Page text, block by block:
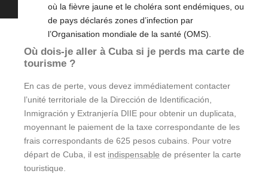
où la fièvre jaune et le choléra sont endémiques, ou
de pays déclarés zones d’infection par
l’Organisation mondiale de la santé (OMS).
Où dois-je aller à Cuba si je perds ma carte de
tourisme ?
En cas de perte, vous devez immédiatement contacter
l’unité territoriale de la Dirección de Identificación,
Inmigración y Extranjería DIIE pour obtenir un duplicata,
moyennant le paiement de la taxe correspondante de les
frais correspondants de 625 pesos cubains. Pour votre
départ de Cuba, il est indispensable de présenter la carte
touristique.